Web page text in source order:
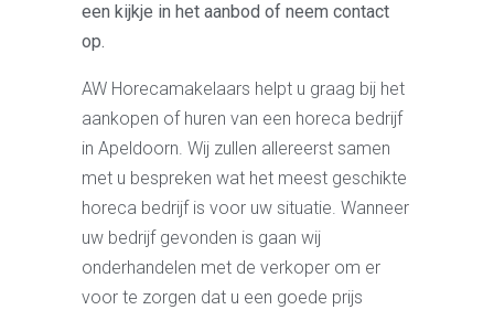
een kijkje in het aanbod of neem contact
op.
AW Horecamakelaars helpt u graag bij het
aankopen of huren van een horeca bedrijf
in Apeldoorn. Wij zullen allereerst samen
met u bespreken wat het meest geschikte
horeca bedrijf is voor uw situatie. Wanneer
uw bedrijf gevonden is gaan wij
onderhandelen met de verkoper om er
voor te zorgen dat u een goede prijs